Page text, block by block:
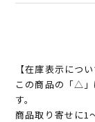
【在庫表示につい
この商品の「△」
す。
商品取り寄せに1